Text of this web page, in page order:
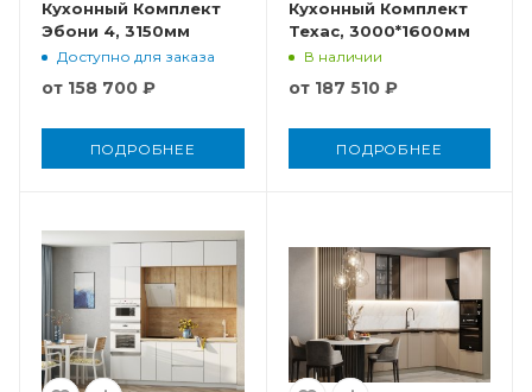
Кухонный Комплект
Эбони 4, 3150мм
Доступно для заказа
от 158 700 ₽
ПОДРОБНЕЕ
Кухонный Комплект
Техас, 3000*1600мм
В наличии
от 187 510 ₽
ПОДРОБНЕЕ